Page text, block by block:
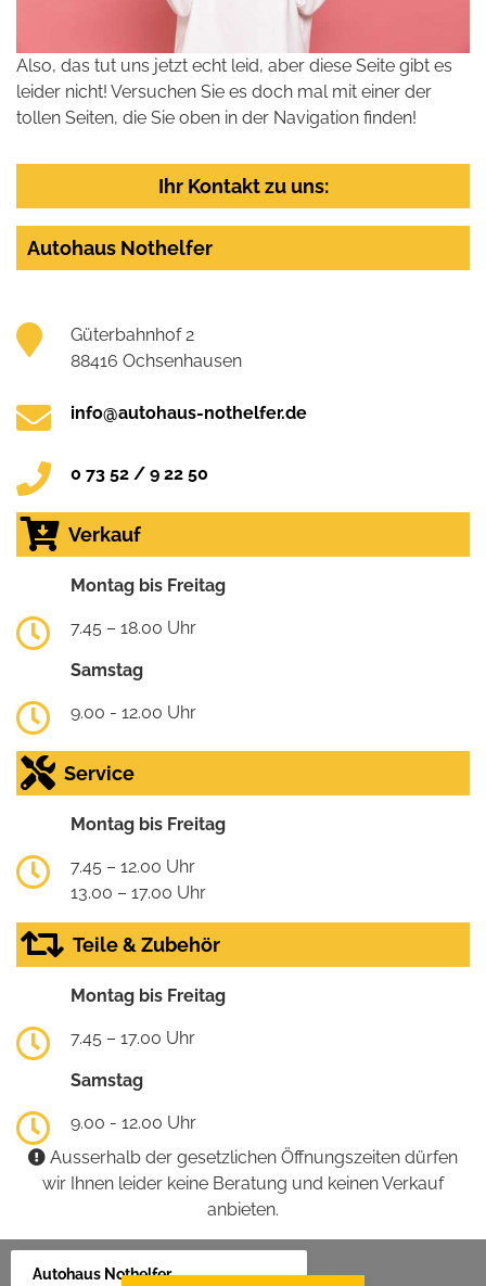
Also, das tut uns jetzt echt leid, aber diese Seite gibt es
leider nicht! Versuchen Sie es doch mal mit einer der
tollen Seiten, die Sie oben in der Navigation finden!
Ihr Kontakt zu uns:
Autohaus Nothelfer
Güterbahnhof 2
88416 Ochsenhausen
info@autohaus-nothelfer.de
0 73 52 / 9 22 50
Verkauf
Montag bis Freitag
7.45 – 18.00 Uhr
Samstag
9.00 - 12.00 Uhr
Service
Montag bis Freitag
7.45 – 12.00 Uhr
13.00 – 17.00 Uhr
Teile & Zubehör
Montag bis Freitag
7.45 – 17.00 Uhr
Samstag
9.00 - 12.00 Uhr
Ausserhalb der gesetzlichen Öffnungszeiten dürfen
wir Ihnen leider keine Beratung und keinen Verkauf
anbieten.
Autohaus Nothelfer